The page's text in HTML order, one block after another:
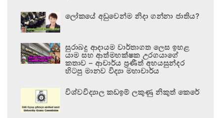
ලෝකයේ අඩුවෙන්ම නිදා ගන්නා ජාතිය?
සුරාබදු ආදායම වාර්තාගත ලෙස ඉහළ
යාම සහ ආත්මභක්ෂක උරගයාගේ
කතාව – ආචාර්ය ප්‍රණීත් අභයසුන්දර
හිටපු මානව විද්‍යා මහාචාර්ය
විශ්වවිද්‍යාල කඩඉම් ලකුණු නිකුත් කෙරේ